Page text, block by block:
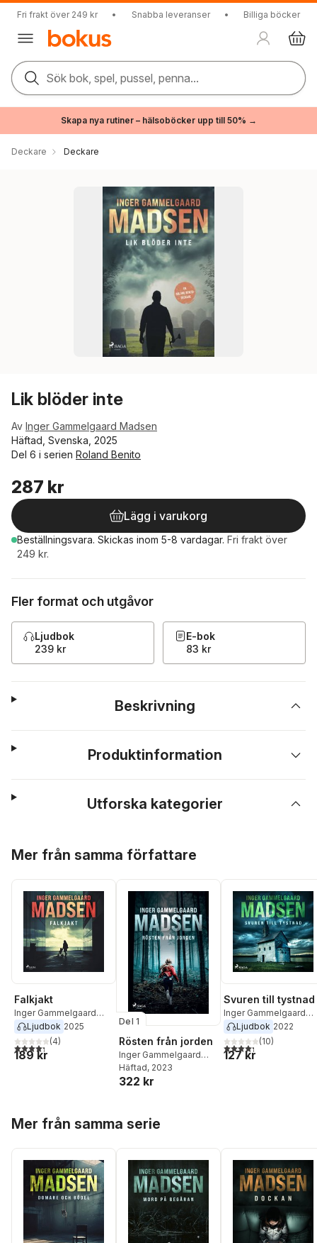
Fri frakt över 249 kr • Snabba leveranser • Billiga böcker
Sök bok, spel, pussel, penna...
Skapa nya rutiner – hälsoböcker upp till 50% →
Deckare Deckare
Lik blöder inte
Av Inger Gammelgaard Madsen
Häftad, Svenska, 2025
Del 6 i serien Roland Benito
287 kr
Lägg i varukorg
Beställningsvara. Skickas inom 5-8 vardagar. Fri frakt över
249 kr.
Fler format och utgåvor
Ljudbok
239 kr
E-bok
83 kr
Beskrivning
Produktinformation
Utforska kategorier
Mer från samma författare
Falkjakt
Inger Gammelgaard
Madsen
Ljudbok 2025
4,3utav 5 stjärnor. Totalt antal röster:
(4)
189 kr
Del 1
Rösten från jorden
Inger Gammelgaard
Madsen
Häftad, 2023
322 kr
Svuren till tystnad
Inger Gammelgaard
Madsen
Ljudbok 2022
4,3utav 5 stjärnor.
(10)
127 kr
Mer från samma serie